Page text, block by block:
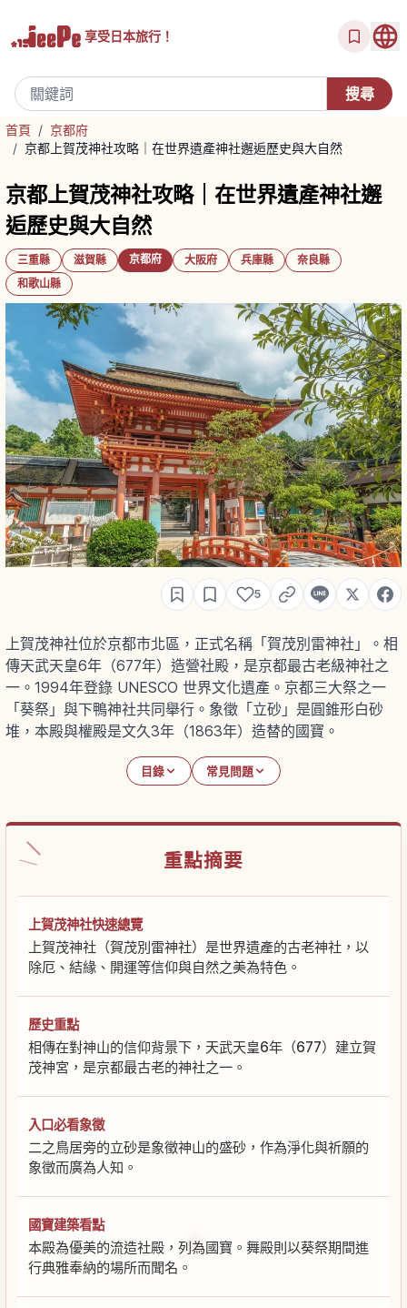
享受日本旅行！
首頁 / 京都府
/ 京都上賀茂神社攻略｜在世界遺產神社邂逅歷史與大自然
京都上賀茂神社攻略｜在世界遺產神社邂
逅歷史與大自然
三重縣 滋賀縣 京都府 大阪府 兵庫縣
奈良縣
和歌山縣
5
上賀茂神社位於京都市北區，正式名稱「賀茂別雷神社」。相
傳天武天皇6年（677年）造營社殿，是京都最古老級神社之
一。1994年登錄 UNESCO 世界文化遺產。京都三大祭之一
「葵祭」與下鴨神社共同舉行。象徵「立砂」是圓錐形白砂
堆，本殿與權殿是文久3年（1863年）造替的國寶。
目錄 常見問題
重點摘要
上賀茂神社快速總覽
上賀茂神社（賀茂別雷神社）是世界遺產的古老神社，以
除厄、結緣、開運等信仰與自然之美為特色。
歷史重點
相傳在對神山的信仰背景下，天武天皇6年（677）建立賀
茂神宮，是京都最古老的神社之一。
入口必看象徵
二之鳥居旁的立砂是象徵神山的盛砂，作為淨化與祈願的
象徵而廣為人知。
國寶建築看點
本殿為優美的流造社殿，列為國寶。舞殿則以葵祭期間進
行典雅奉納的場所而聞名。